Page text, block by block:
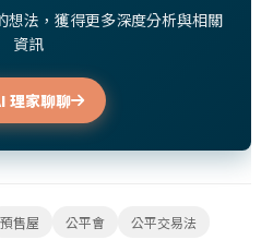
想法，獲得更多深度分析與相關
資訊
理家聊聊
預售屋 公平會
公平交易法